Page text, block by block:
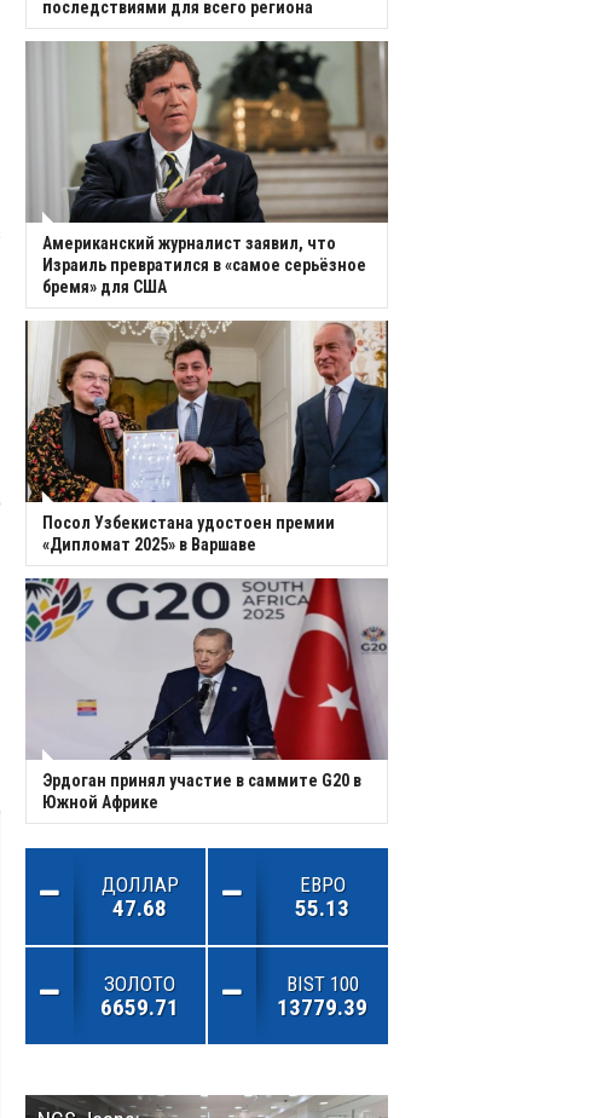
последствиями для всего региона
Американский журналист заявил, что
Израиль превратился в «самое серьёзное
бремя» для США
Посол Узбекистана удостоен премии
«Дипломат 2025» в Варшаве
Эрдоган принял участие в саммите G20 в
Южной Африке
ДОЛЛАР
47.68
ЕВРО
55.13
ЗОЛОТО
6659.71
BIST 100
13779.39